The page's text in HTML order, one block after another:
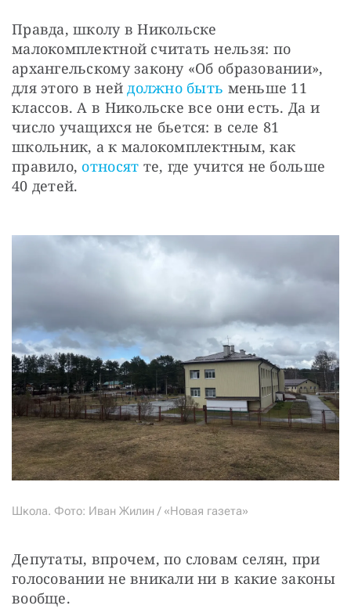
Правда, школу в Никольске
малокомплектной считать нельзя: по
архангельскому закону «Об образовании»,
для этого в ней должно быть меньше 11
классов. А в Никольске все они есть. Да и
число учащихся не бьется: в селе 81
школьник, а к малокомплектным, как
правило, относят те, где учится не больше
40 детей.
Школа. Фото: Иван Жилин / «Новая газета»
Депутаты, впрочем, по словам селян, при
голосовании не вникали ни в какие законы
вообще.